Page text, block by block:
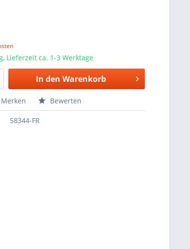
Lieferzeit ca. 1-3 Werktage
In den Warenkorb
Merken Bewerten
58344-FR